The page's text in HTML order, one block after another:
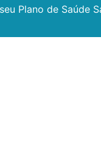
Plano de Saúde